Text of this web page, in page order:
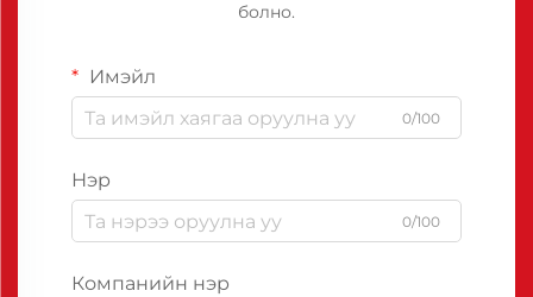
болно.
Имэйл
0/100
Нэр
0/100
Компанийн нэр